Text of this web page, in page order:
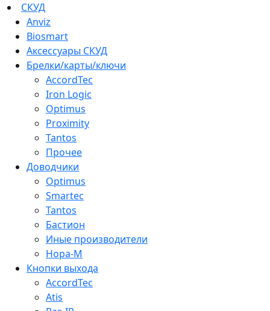
СКУД
Anviz
Biosmart
Аксессуары СКУД
Брелки/карты/ключи
AccordTec
Iron Logic
Optimus
Proximity
Tantos
Прочее
Доводчики
Optimus
Smartec
Tantos
Бастион
Иные производители
Нора-М
Кнопки выхода
AccordTec
Atis